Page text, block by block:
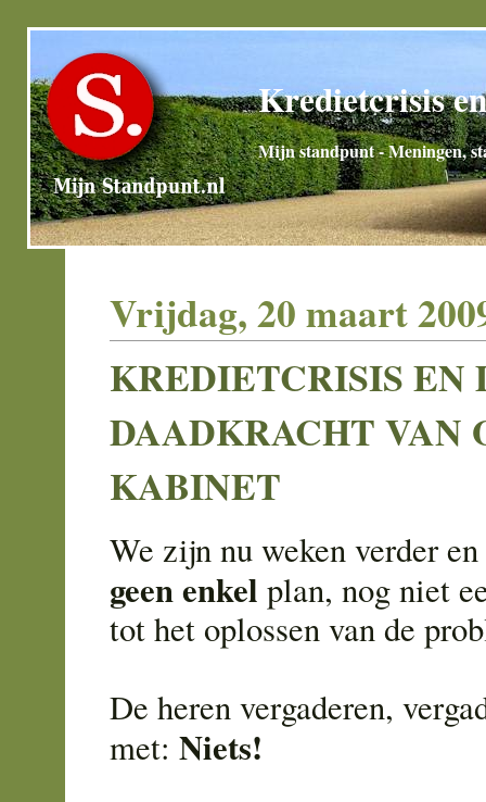
Kredietcrisis
Mijn standpunt - Meningen,
Vrijdag, 20 maart
KREDIETCRISIS EN
DAADKRACHT VAN
KABINET
We zijn nu weken verder
geen enkel plan, nog niet
tot het oplossen van de
De heren vergaderen,
met: Niets!